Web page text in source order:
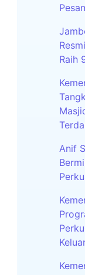
Raih
Anif